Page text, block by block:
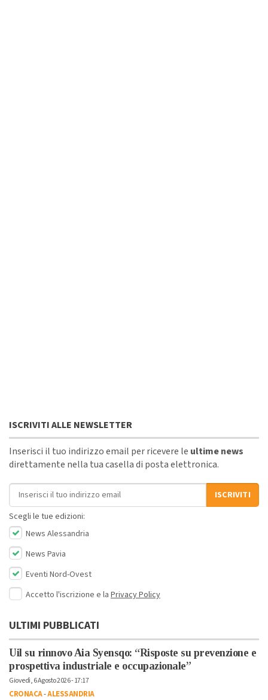
ISCRIVITI ALLE NEWSLETTER
Inserisci il tuo indirizzo email per ricevere le ultime news
direttamente nella tua casella di posta elettronica.
Indirizzo email
ISCRIVITI
Scegli le tue edizioni:
News Alessandria
News Pavia
Eventi Nord-Ovest
Accetto l'iscrizione e la Privacy Policy
ULTIMI PUBBLICATI
Uil su rinnovo Aia Syensqo: “Risposte su prevenzione e
prospettiva industriale e occupazionale”
Giovedì, 6 Agosto 2026 - 17:17
CRONACA-ALESSANDRIA